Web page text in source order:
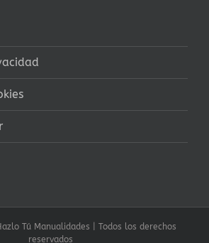
Tú Manualidades | Todos los derechos
reservados